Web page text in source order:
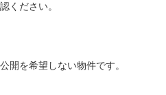
ください。
開を希望しない物件です。